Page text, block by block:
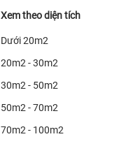
Xem theo diện tích
Dưới 20m2
20m2 - 30m2
30m2 - 50m2
50m2 - 70m2
70m2 - 100m2